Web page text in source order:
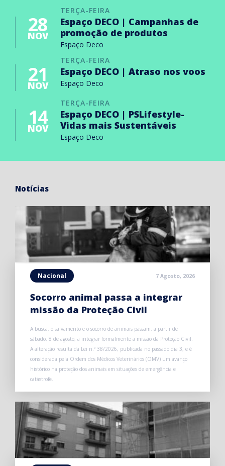
TERÇA-FEIRA
28
NOV
Espaço DECO | Campanhas de
promoção de produtos
Espaço Deco
TERÇA-FEIRA
21
NOV
Espaço DECO | Atraso nos voos
Espaço Deco
TERÇA-FEIRA
14
NOV
Espaço DECO | PSLifestyle-
Vidas mais Sustentáveis
Espaço Deco
Notícias
Nacional 7 Agosto, 2026
Socorro animal passa a integrar
missão da Proteção Civil
A busca, o salvamento e o socorro de animais passam, a partir de
sábado, 8 de agosto, a integrar formalmente a missão da Proteção Civil.
A alteração resulta da Lei n.º 38/2026, publicada no passado dia 3, e é
considerada pela Ordem dos Médicos Veterinários (OMV) um avanço
histórico na proteção dos animais em situações de emergência e
catástrofe.